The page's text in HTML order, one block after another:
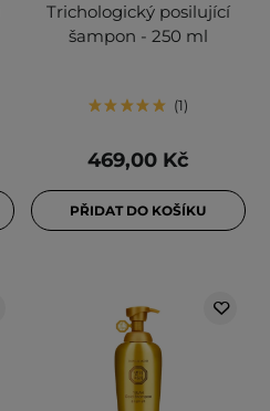
Trichologický posilující
šampon - 250 ml
1
469,00 Kč
PŘIDAT DO KOŠÍKU